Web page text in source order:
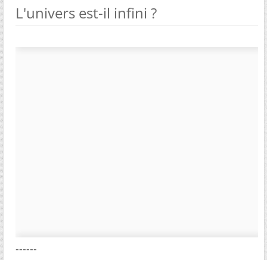
L'univers est-il infini ?
------